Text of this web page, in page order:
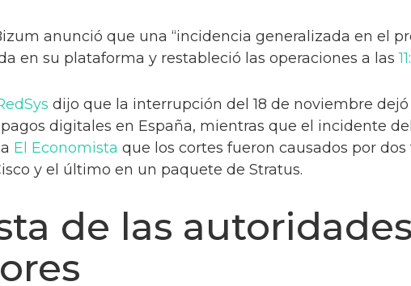
anunció que una “incidencia generalizada en el
en su plataforma y restableció las operaciones a las
dijo que la interrupción del 18 de noviembre dejó
digitales en España, mientras que el incidente
El Economista que los cortes fueron causados por
y el último en un paquete de Stratus.
de las